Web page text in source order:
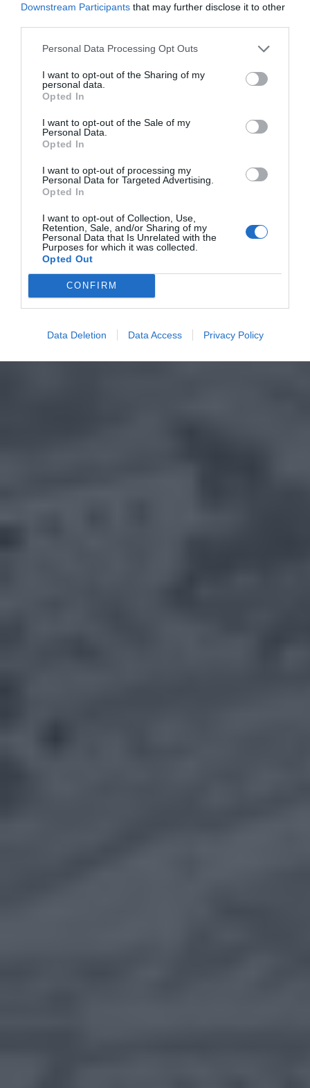
Downstream Participants that may further disclose it to other
Personal Data Processing Opt Outs
I want to opt-out of the Sharing of my
personal data.
Opted In
I want to opt-out of the Sale of my
Personal Data.
Opted In
I want to opt-out of processing my
Personal Data for Targeted Advertising.
Opted In
I want to opt-out of Collection, Use,
Retention, Sale, and/or Sharing of my
Personal Data that Is Unrelated with the
Purposes for which it was collected.
Opted Out
CONFIRM
Data Deletion Data Access Privacy Policy